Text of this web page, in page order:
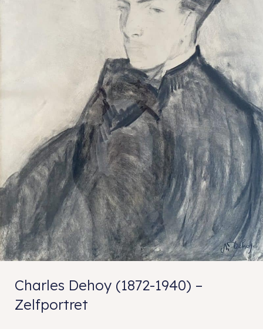
Charles Dehoy (1872-1940) –
Zelfportret